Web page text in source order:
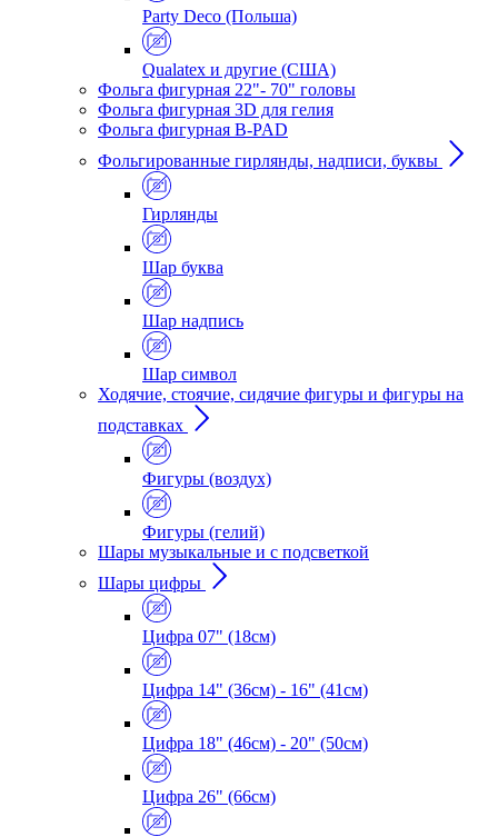
Party Deco (Польша)
Qualatex и другие (США)
Фольга фигурная 22"- 70" головы
Фольга фигурная 3D для гелия
Фольга фигурная B-PAD
Фольгированные гирлянды, надписи, буквы
Гирлянды
Шар буква
Шар надпись
Шар символ
Ходячие, стоячие, сидячие фигуры и фигуры на
подставках
Фигуры (воздух)
Фигуры (гелий)
Шары музыкальные и с подсветкой
Шары цифры
Цифра 07" (18см)
Цифра 14" (36см) - 16" (41см)
Цифра 18" (46см) - 20" (50см)
Цифра 26" (66см)